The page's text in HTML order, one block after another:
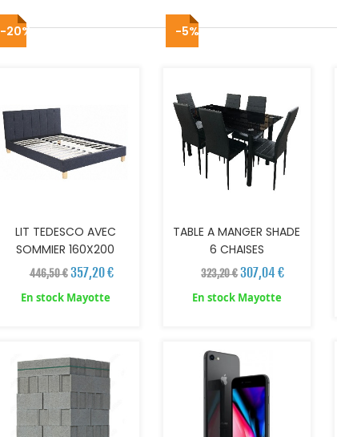
-20%
LIT TEDESCO AVEC
SOMMIER 160X200
446,50 € 357,20 €
En stock Mayotte
-5%
TABLE A MANGER SHADE
6 CHAISES
323,20 €307,04 €
En stock Mayotte
AJOUTER AU PANIER